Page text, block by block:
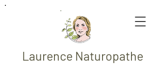
Laurence Naturopathe